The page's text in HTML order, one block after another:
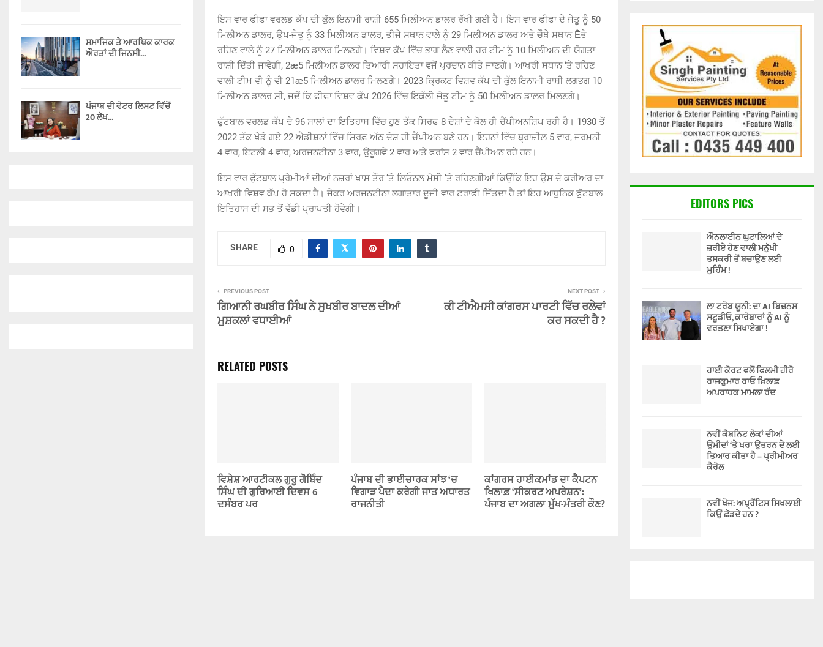
ਇਸ ਵਾਰ ਫੀਫਾ ਵਰਲਡ ਕੱਪ ਦੀ ਕੁੱਲ ਇਨਾਮੀ ਰਾਸ਼ੀ 655 ਮਿਲੀਅਨ ਡਾਲਰ ਰੱਖੀ ਗਈ ਹੈ। ਇਸ ਵਾਰ ਫੀਫਾ ਦੇ ਜੇਤੂ ਨੂੰ 50
ਮਿਲੀਅਨ ਡਾਲਰ, ਉਪ-ਜੇਤੂ ਨੂੰ 33 ਮਿਲੀਅਨ ਡਾਲਰ, ਤੀਜੇ ਸਥਾਨ ਵਾਲੇ ਨੂੰ 29 ਮਿਲੀਅਨ ਡਾਲਰ ਅਤੇ ਚੌਥੇ ਸਥਾਨ Ḕਤੇ
ਰਹਿਣ ਵਾਲੇ ਨੂੰ 27 ਮਿਲੀਅਨ ਡਾਲਰ ਮਿਲਣਗੇ। ਵਿਸ਼ਵ ਕੱਪ ਵਿੱਚ ਭਾਗ ਲੈਣ ਵਾਲੀ ਹਰ ਟੀਮ ਨੂੰ 10 ਮਿਲੀਅਨ ਦੀ ਯੋਗਤਾ
ਰਾਸ਼ੀ ਦਿੱਤੀ ਜਾਵੇਗੀ, 2æ5 ਮਿਲੀਅਨ ਡਾਲਰ ਤਿਆਰੀ ਸਹਾਇਤਾ ਵਜੋਂ ਪ੍ਰਦਾਨ ਕੀਤੇ ਜਾਣਗੇ। ਆਖਰੀ ਸਥਾਨ ‘ਤੇ ਰਹਿਣ
ਵਾਲੀ ਟੀਮ ਵੀ ਨੂੰ ਵੀ 21æ5 ਮਿਲੀਅਨ ਡਾਲਰ ਮਿਲਣਗੇ। 2023 ਕ੍ਰਿਕਟ ਵਿਸ਼ਵ ਕੱਪ ਦੀ ਕੁੱਲ ਇਨਾਮੀ ਰਾਸ਼ੀ ਲਗਭਗ 10
ਮਿਲੀਅਨ ਡਾਲਰ ਸੀ, ਜਦੋਂ ਕਿ ਫੀਫਾ ਵਿਸ਼ਵ ਕੱਪ 2026 ਵਿੱਚ ਇਕੱਲੀ ਜੇਤੂ ਟੀਮ ਨੂੰ 50 ਮਿਲੀਅਨ ਡਾਲਰ ਮਿਲਣਗੇ।
ਫੁੱਟਬਾਲ ਵਰਲਡ ਕੱਪ ਦੇ 96 ਸਾਲਾਂ ਦਾ ਇਤਿਹਾਸ ਵਿੱਚ ਹੁਣ ਤੱਕ ਸਿਰਫ 8 ਦੇਸ਼ਾਂ ਦੇ ਕੋਲ ਹੀ ਚੈਂਪੀਅਨਸ਼ਿਪ ਰਹੀ ਹੈ। 1930 ਤੋਂ
2022 ਤੱਕ ਖੇਡੇ ਗਏ 22 ਐਡੀਸ਼ਨਾਂ ਵਿੱਚ ਸਿਰਫ਼ ਅੱਠ ਦੇਸ਼ ਹੀ ਚੈਂਪੀਅਨ ਬਣੇ ਹਨ। ਇਹਨਾਂ ਵਿੱਚ ਬ੍ਰਾਜ਼ੀਲ 5 ਵਾਰ, ਜਰਮਨੀ
4 ਵਾਰ, ਇਟਲੀ 4 ਵਾਰ, ਅਰਜਨਟੀਨਾ 3 ਵਾਰ, ਉਰੂਗਵੇ 2 ਵਾਰ ਅਤੇ ਫਰਾਂਸ 2 ਵਾਰ ਚੈਂਪੀਅਨ ਰਹੇ ਹਨ।
ਇਸ ਵਾਰ ਫੁੱਟਬਾਲ ਪ੍ਰੇਮੀਆਂ ਦੀਆਂ ਨਜ਼ਰਾਂ ਖਾਸ ਤੌਰ ‘ਤੇ ਲਿਓਨਲ ਮੇਸੀ ‘ਤੇ ਰਹਿਣਗੀਆਂ ਕਿਉਂਕਿ ਇਹ ਉਸ ਦੇ ਕਰੀਅਰ ਦਾ
ਆਖਰੀ ਵਿਸ਼ਵ ਕੱਪ ਹੋ ਸਕਦਾ ਹੈ। ਜੇਕਰ ਅਰਜਨਟੀਨਾ ਲਗਾਤਾਰ ਦੂਜੀ ਵਾਰ ਟਰਾਫੀ ਜਿੱਤਦਾ ਹੈ ਤਾਂ ਇਹ ਆਧੁਨਿਕ ਫੁੱਟਬਾਲ
ਇਤਿਹਾਸ ਦੀ ਸਭ ਤੋਂ ਵੱਡੀ ਪ੍ਰਾਪਤੀ ਹੋਵੇਗੀ।
SHARE 0
PREVIOUS POST
ਗਿਆਨੀ ਰਘਬੀਰ ਸਿੰਘ ਨੇ ਸੁਖਬੀਰ ਬਾਦਲ ਦੀਆਂ
ਮੁਸ਼ਕਲਾਂ ਵਧਾਈਆਂ
NEXT POST
ਕੀ ਟੀਐਮਸੀ ਕਾਂਗਰਸ ਪਾਰਟੀ ਵਿੱਚ ਰਲੇਵਾਂ
ਕਰ ਸਕਦੀ ਹੈ ?
RELATED POSTS
ਵਿਸ਼ੇਸ਼ ਆਰਟੀਕਲ ਗੁਰੂ ਗੋਬਿੰਦ
ਸਿੰਘ ਦੀ ਗੁਰਿਆਈ ਦਿਵਸ 6
ਦਸੰਬਰ ਪਰ
ਪੰਜਾਬ ਦੀ ਭਾਈਚਾਰਕ ਸਾਂਝ ‘ਚ
ਵਿਗਾੜ ਪੈਦਾ ਕਰੇਗੀ ਜਾਤ ਅਧਾਰਤ
ਰਾਜਨੀਤੀ
ਕਾਂਗਰਸ ਹਾਈਕਮਾਂਡ ਦਾ ਕੈਪਟਨ
ਖਿਲਾਫ਼ ‘ਸੀਕਰਟ ਅਪਰੇਸ਼ਨ’:
ਪੰਜਾਬ ਦਾ ਅਗਲਾ ਮੁੱਖ-ਮੰਤਰੀ ਕੌਣ?
ਸਮਾਜਿਕ ਤੇ ਆਰਥਿਕ ਕਾਰਕ
ਔਰਤਾਂ ਦੀ ਜਿਨਸੀ...
ਪੰਜਾਬ ਦੀ ਵੋਟਰ ਲਿਸਟ ਵਿੱਚੋਂ
20 ਲੱਖ...
EDITORS PICS
ਔਨਲਾਈਨ ਘੁਟਾਲਿਆਂ ਦੇ
ਜ਼ਰੀਏ ਹੋਣ ਵਾਲੀ ਮਨੁੱਖੀ
ਤਸਕਰੀ ਤੋਂ ਬਚਾਉਣ ਲਈ
ਮੁਹਿੰਮ !
ਲਾ ਟਰੋਬ ਯੂਨੀ: ਦਾ AI ਬਿਜ਼ਨਸ
ਸਟੂਡੀਓ, ਕਾਰੋਬਾਰਾਂ ਨੂੰ AI ਨੂੰ
ਵਰਤਣਾ ਸਿਖਾਏਗਾ !
ਹਾਈ ਕੋਰਟ ਵਲੋਂ ਫਿਲਮੀ ਹੀਰੋ
ਰਾਜਕੁਮਾਰ ਰਾਓ ਖ਼ਿਲਾਫ਼
ਅਪਰਾਧਕ ਮਾਮਲਾ ਰੱਦ
ਨਵੀਂ ਕੈਬਨਿਟ ਲੋਕਾਂ ਦੀਆਂ
ਉਮੀਦਾਂ ‘ਤੇ ਖਰਾ ਉਤਰਨ ਦੇ ਲਈ
ਤਿਆਰ ਕੀਤਾ ਹੈ – ਪ੍ਰੀਮੀਅਰ
ਕੈਰੋਲ
ਨਵੀਂ ਖੋਜ: ਅਪ੍ਰੈਂਟਿਸ ਸਿਖਲਾਈ
ਕਿਉਂ ਛੱਡਦੇ ਹਨ ?